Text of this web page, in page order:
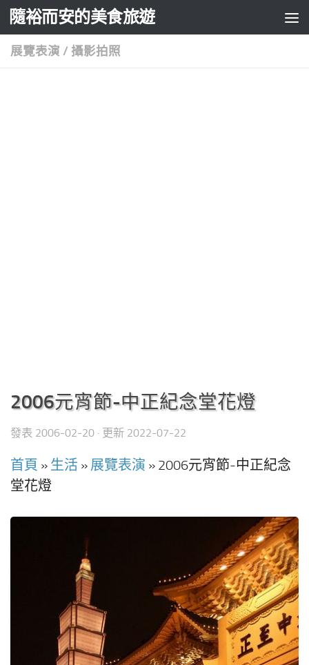
Skip to content
隨裕而安的美食旅遊
展覽表演 / 攝影拍照
2006元宵節-中正紀念堂花燈
發表 2006-02-20 · 更新 2022-07-22
首頁 » 生活 » 展覽表演 » 2006元宵節-中正紀念
堂花燈